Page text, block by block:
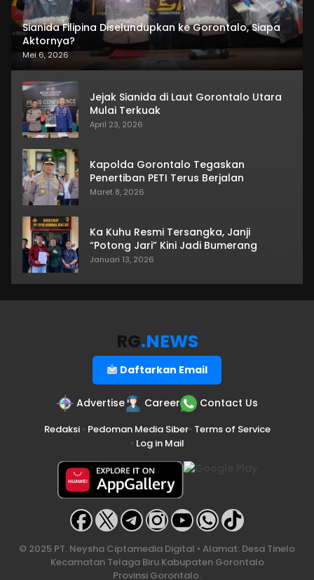
Sianida Filipina Diselundupkan ke Gorontalo, Siapa
Aktornya?
Mei 6, 2026
Jejak Sianida di Laut Gorontalo Utara
Mulai Terkuak
April 23, 2026
Kapolda Gorontalo Tegaskan
Penertiban PETI Terus Berjalan
Maret 8, 2026
Ka Kuhu Resmi Tersangka, Janji
“Potong Jari” Kini Jadi Bumerang
Januari 13, 2026
RG.NEWS
Daftarkan Email
Advertise Career Contact Us
Redaksi• Pedoman Media Siber• Terms of Service
• Log in Mail
© 2025 PT. Neysha Ciptamedia Digital • Alamat: Desa Tinelo
Kecamatan Telaga Biru Kabupaten Gorontalo
Provinsi Gorontalo.